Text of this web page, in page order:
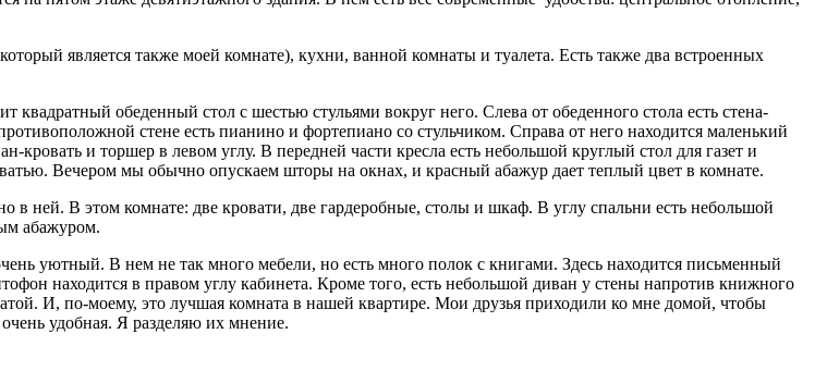
является также моей комнате), кухни, ванной комнаты и туалета. Есть также два встроенных
обеденный стол с шестью стульями вокруг него. Слева от обеденного стола есть стена-
стене есть пианино и фортепиано со стульчиком. Справа от него находится маленький
и торшер в левом углу. В передней части кресла есть небольшой круглый стол для газет и
Вечером мы обычно опускаем шторы на окнах, и красный абажур дает теплый цвет в комнате.
в ней. В этом комнате: две кровати, две гардеробные, столы и шкаф. В углу спальни есть небольшой
абажуром.
уютный. В нем не так много мебели, но есть много полок с книгами. Здесь находится письменный
находится в правом углу кабинета. Кроме того, есть небольшой диван у стены напротив книжного
И, по-моему, это лучшая комната в нашей квартире. Мои друзья приходили ко мне домой, чтобы
удобная. Я разделяю их мнение.